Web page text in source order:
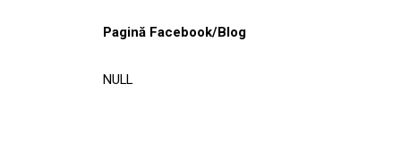
Pagină Facebook/Blog
NULL